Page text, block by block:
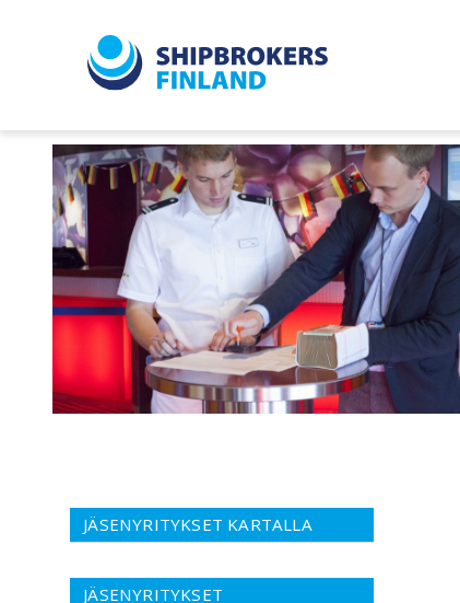
JÄSENYRITYKSET KARTALLA
JÄSENYRITYKSET